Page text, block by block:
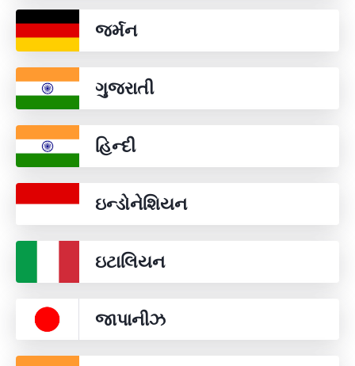
જર્મન
ગુજરાતી
હિન્દી
ઇન્ડોનેશિયન
ઇટાલિયન
જાપાનીઝ